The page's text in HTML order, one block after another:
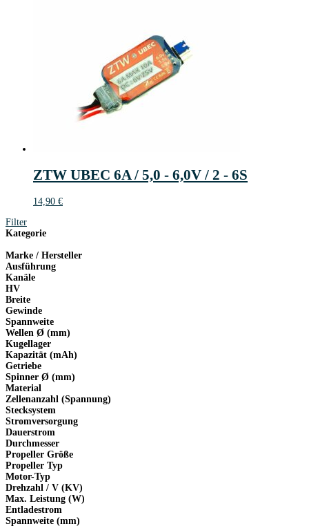
ZTW UBEC 6A / 5,0 - 6,0V / 2 - 6S
14,90 €
Filter
Kategorie
Marke / Hersteller
Ausführung
Kanäle
HV
Breite
Gewinde
Spannweite
Wellen Ø (mm)
Kugellager
Kapazität (mAh)
Getriebe
Spinner Ø (mm)
Material
Zellenanzahl (Spannung)
Stecksystem
Stromversorgung
Dauerstrom
Durchmesser
Propeller Größe
Propeller Typ
Motor-Typ
Drehzahl / V (KV)
Max. Leistung (W)
Entladestrom
Spannweite (mm)